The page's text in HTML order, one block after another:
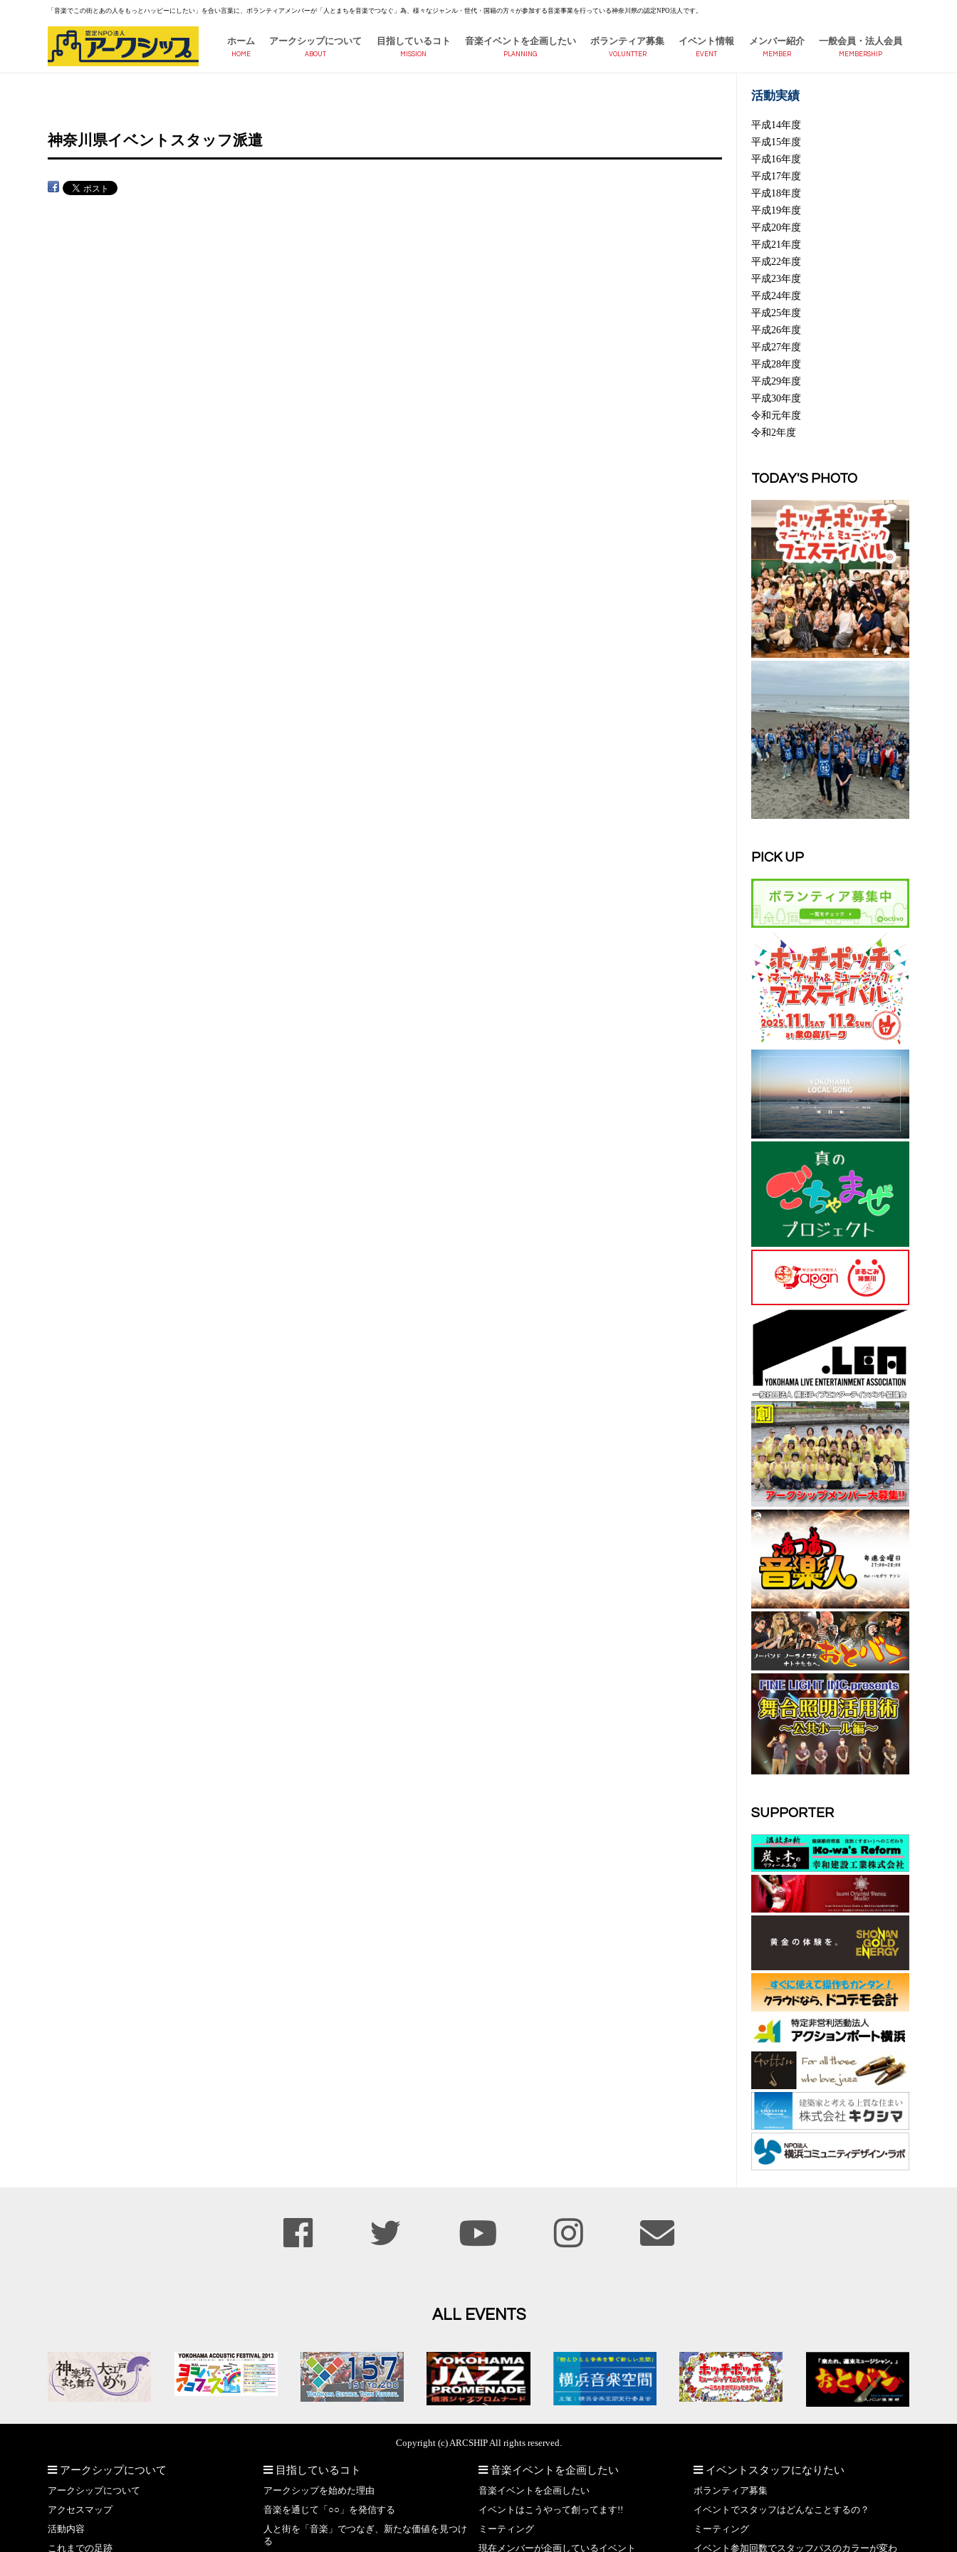
「音楽でこの街とあの人をもっとハッピーにしたい」を合い言葉に、ボランティアメンバーが「人とまちを音楽でつなぐ」為、様々なジャンル・世代・国籍の方々が参加する音楽事業を行っている神奈川県の認定NPO法人です。
ホーム
HOME
アークシップについて
ABOUT
目指しているコト
MISSION
音楽イベントを企画したい
PLANNING
ボランティア募集
VOLUNTTER
イベント情報
EVENT
メンバー紹介
MEMBER
一般会員・法人会員
MEMBERSHIP
神奈川県イベントスタッフ派遣
活動実績
平成14年度
平成15年度
平成16年度
平成17年度
平成18年度
平成19年度
平成20年度
平成21年度
平成22年度
平成23年度
平成24年度
平成25年度
平成26年度
平成27年度
平成28年度
平成29年度
平成30年度
令和元年度
令和2年度
TODAY'S PHOTO
PICK UP
SUPPORTER
ALL EVENTS
Copyright (c) ARCSHIP All rights reserved.
アークシップについて
アークシップについて
アクセスマップ
活動内容
これまでの足跡
目指しているコト
アークシップを始めた理由
音楽を通じて「○○」を発信する
人と街を「音楽」でつなぎ、新たな価値を見つけ
る
音楽イベントを企画したい
音楽イベントを企画したい
イベントはこうやって創ってます!!
ミーティング
現在メンバーが企画しているイベント
イベントスタッフになりたい
ボランティア募集
イベントでスタッフはどんなことするの？
ミーティング
イベント参加回数でスタッフパスのカラーが変わ